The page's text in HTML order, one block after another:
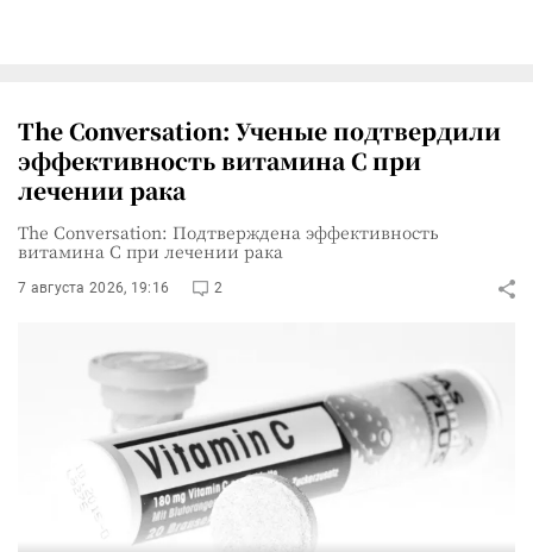
The Conversation: Ученые подтвердили
эффективность витамина C при
лечении рака
The Conversation: Подтверждена эффективность
витамина C при лечении рака
7 августа 2026, 19:16 2